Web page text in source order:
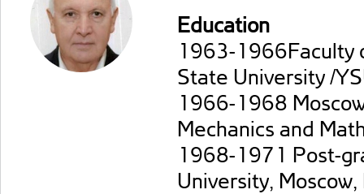
Education
1963-1966Faculty
State University /
1966-1968
Mechanics and
1968-1971 Post-
University,